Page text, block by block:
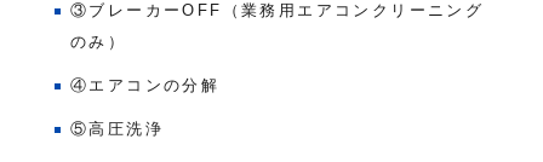
③ブレーカーOFF（業務用エアコンクリーニング
のみ）
④エアコンの分解
⑤高圧洗浄